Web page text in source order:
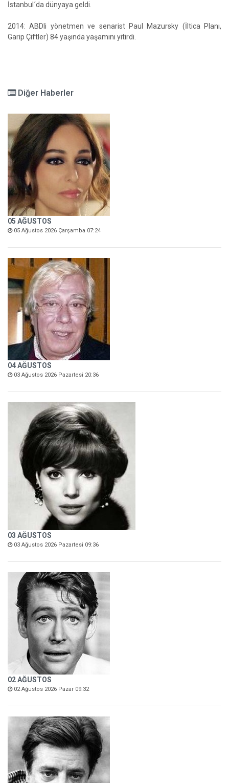
İstanbul´da dünyaya geldi.
2014: ABDli yönetmen ve senarist Paul Mazursky (İltica Planı,
Garip Çiftler) 84 yaşında yaşamını yitirdi.
Diğer Haberler
05 AĞUSTOS
05 Ağustos 2026 Çarşamba 07:24
04 AĞUSTOS
03 Ağustos 2026 Pazartesi 20:36
03 AĞUSTOS
03 Ağustos 2026 Pazartesi 09:36
02 AĞUSTOS
02 Ağustos 2026 Pazar 09:32